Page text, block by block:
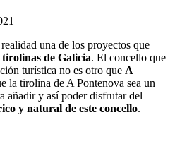
una de los proyectos que
tirolinas de Galicia. El concello que
turística no es otro que A
la tirolina de A Pontenova sea un
añadir y así poder disfrutar del
y natural de este concello.